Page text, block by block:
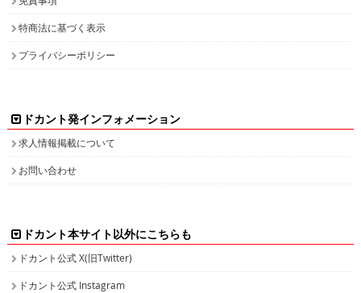
特商法に基づく表示
プライバシーポリシー
ドカント発インフォメーション
求人情報掲載について
お問い合わせ
ドカント本サイト以外にこちらも
ドカント公式 X(旧Twitter)
ドカント公式 Instagram